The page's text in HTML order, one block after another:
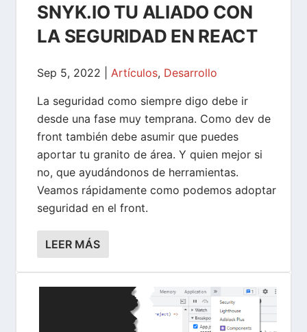
SNYK.IO TU ALIADO CON
LA SEGURIDAD EN REACT
Sep 5, 2022 Artículos, Desarrollo
La seguridad como siempre digo debe ir
desde una fase muy temprana. Como dev de
front también debe asumir que puedes
aportar tu granito de área. Y quien mejor si
no, que ayudándonos de herramientas.
Veamos rápidamente como podemos adoptar
seguridad en el front.
LEER MÁS